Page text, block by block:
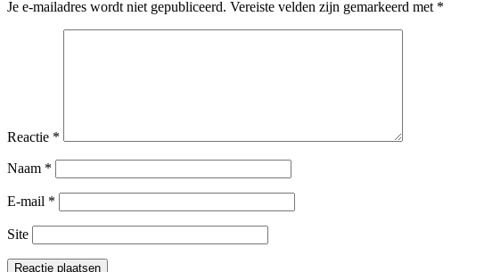
Je e-mailadres wordt niet gepubliceerd. Vereiste velden zijn gemarkeerd met *
Reactie *
Naam *
E-mail *
Site